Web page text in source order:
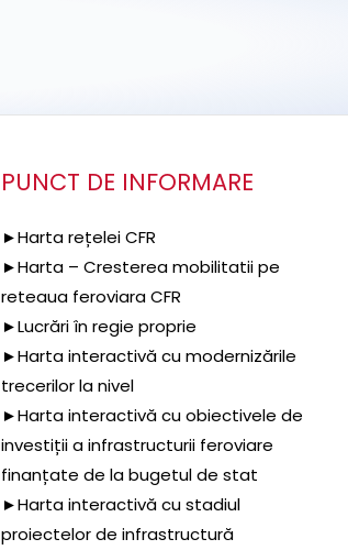
PUNCT DE INFORMARE
►Harta rețelei CFR
►Harta – Cresterea mobilitatii pe
reteaua feroviara CFR
►Lucrări în regie proprie
►Harta interactivă cu modernizările
trecerilor la nivel
►Harta interactivă cu obiectivele de
investiții a infrastructurii feroviare
finanțate de la bugetul de stat
►Harta interactivă cu stadiul
proiectelor de infrastructură